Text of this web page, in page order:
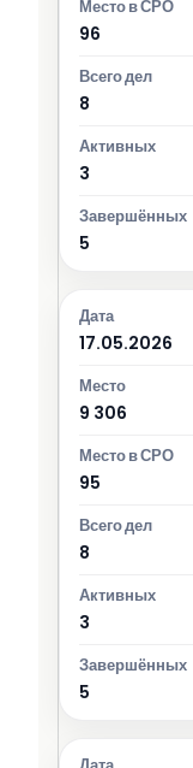
96
8
3
5
17.05.2026
9 306
95
8
3
5